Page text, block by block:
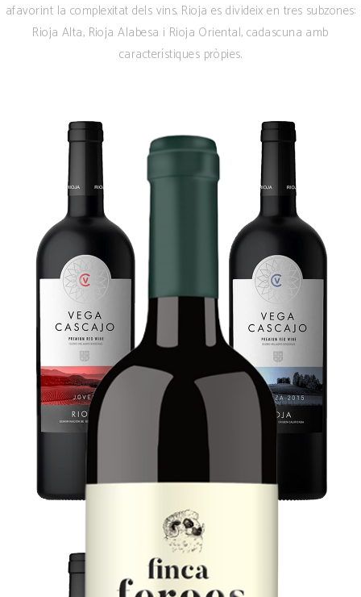
afavorint la complexitat dels vins. Rioja es divideix en tres subzones:
Rioja Alta, Rioja Alabesa i Rioja Oriental, cadascuna amb
característiques pròpies.